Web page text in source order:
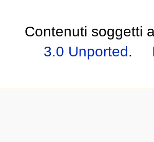
Contenuti soggetti
3.0 Unported.